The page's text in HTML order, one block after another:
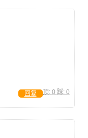
顶: 0 踩: 0
回复